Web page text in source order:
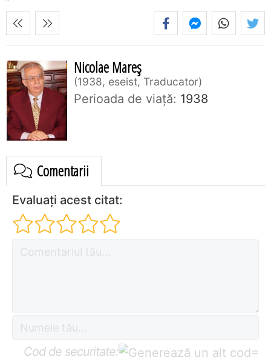
Nicolae Mareș
1938, eseist, Traducator
Perioada de viaţă: 1938
Comentarii
Evaluați acest citat:
Cod de securitate: =